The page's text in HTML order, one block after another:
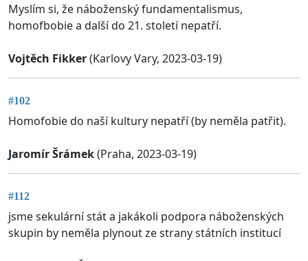
Myslím si, že náboženský fundamentalismus,
homofbobie a další do 21. století nepatří.
Vojtěch Fikker(Karlovy Vary, 2023-03-19)
#102
Homofobie do naší kultury nepatří (by neměla patřit).
Jaromír Šrámek(Praha, 2023-03-19)
#112
jsme sekulární stát a jakákoli podpora náboženských
skupin by neměla plynout ze strany státních institucí